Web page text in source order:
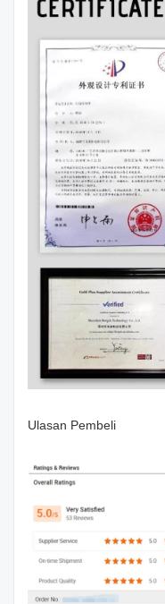
Ulasan Pembeli